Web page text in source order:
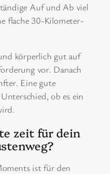
Auf und Ab viel
flache 30-Kilometer-
körperlich gut auf
vor. Danach
Eine gute
ob es ein
zeit für dein
ist für den